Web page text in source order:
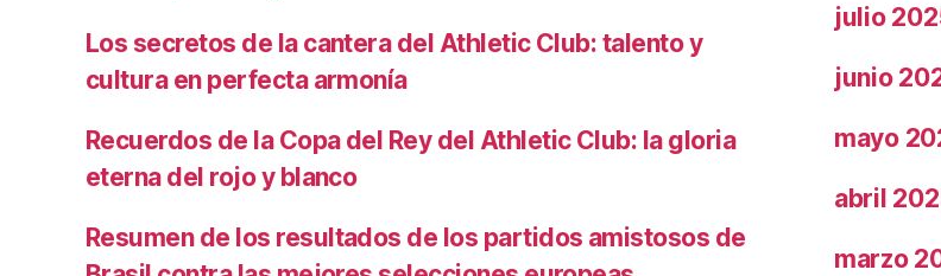
Los secretos de la cantera del Athletic Club: talento y
cultura en perfecta armonía
Recuerdos de la Copa del Rey del Athletic Club: la gloria
eterna del rojo y blanco
Resumen de los resultados de los partidos amistosos de
julio
junio
mayo
abril
marzo